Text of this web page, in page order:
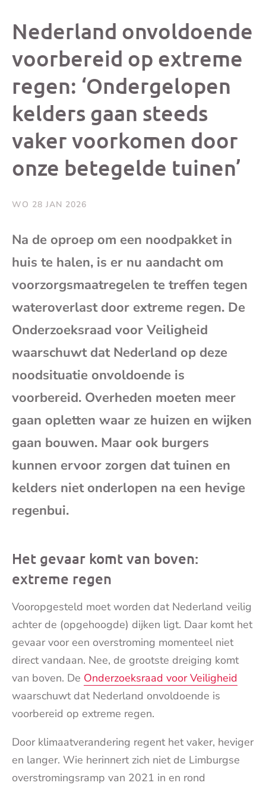
bericht
op
Facebook
op
X
op
Nederland onvoldoende
voorbereid op extreme
regen: ‘Ondergelopen
kelders gaan steeds
vaker voorkomen door
onze betegelde tuinen’
WO 28 JAN 2026
Na de oproep om een noodpakket in
huis te halen, is er nu aandacht om
voorzorgsmaatregelen te treffen tegen
wateroverlast door extreme regen. De
Onderzoeksraad voor Veiligheid
waarschuwt dat Nederland op deze
noodsituatie onvoldoende is
voorbereid. Overheden moeten meer
gaan opletten waar ze huizen en wijken
gaan bouwen. Maar ook burgers
kunnen ervoor zorgen dat tuinen en
kelders niet onderlopen na een hevige
regenbui.
Het gevaar komt van boven:
extreme regen
Vooropgesteld moet worden dat Nederland veilig
achter de (opgehoogde) dijken ligt. Daar komt het
gevaar voor een overstroming momenteel niet
direct vandaan. Nee, de grootste dreiging komt
van boven. De Onderzoeksraad voor Veiligheid
waarschuwt dat Nederland onvoldoende is
voorbereid op extreme regen.
Door klimaatverandering regent het vaker, heviger
en langer. Wie herinnert zich niet de Limburgse
overstromingsramp van 2021 in en rond